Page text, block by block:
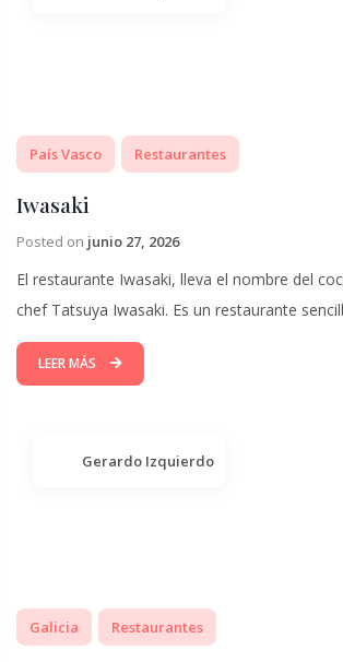
País Vasco Restaurantes
Iwasaki
Posted on junio 27, 2026
El restaurante Iwasaki, lleva el nombre del
chef Tatsuya Iwasaki. Es un restaurante
LEER MÁS
Gerardo Izquierdo
Galicia Restaurantes